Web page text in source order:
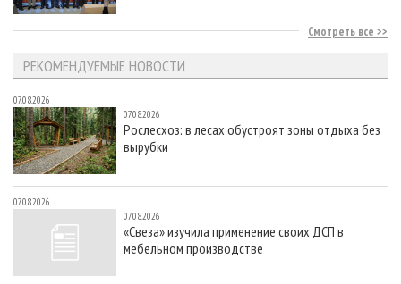
Смотреть все
РЕКОМЕНДУЕМЫЕ НОВОСТИ
07.08.2026
07.08.2026
Рослесхоз: в лесах обустроят зоны отдыха без
вырубки
07.08.2026
07.08.2026
«Свеза» изучила применение своих ДСП в
мебельном производстве